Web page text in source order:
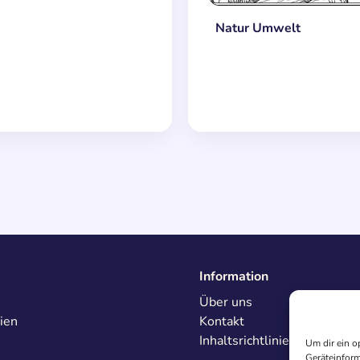
Um dir ein
Natur Umwelt
Information
Über uns
Kontakt
Inhaltsrichtlinien